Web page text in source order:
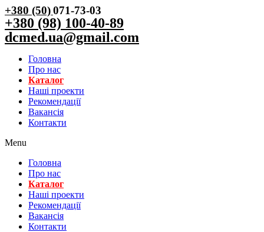
+380 (50)071-73-03
+380 (98) 100-40-89
dcmed.ua@gmail.com
Головна
Про нас
Каталог
Нашi проекти
Рекомендації
Вакансiя
Контакти
Menu
Головна
Про нас
Каталог
Нашi проекти
Рекомендації
Вакансiя
Контакти